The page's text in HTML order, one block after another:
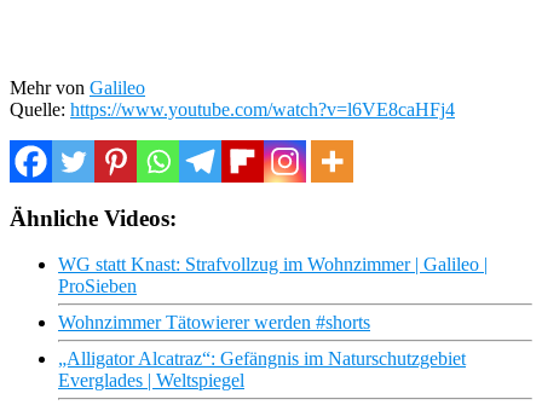
Mehr von Galileo
Quelle: https://www.youtube.com/watch?v=l6VE8caHFj4
Ähnliche Videos:
WG statt Knast: Strafvollzug im Wohnzimmer | Galileo |
ProSieben
Wohnzimmer Tätowierer werden #shorts
„Alligator Alcatraz“: Gefängnis im Naturschutzgebiet
Everglades | Weltspiegel